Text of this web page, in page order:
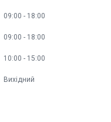
09:00 18:00
09:00 18:00
10:00 15:00
Вихідний